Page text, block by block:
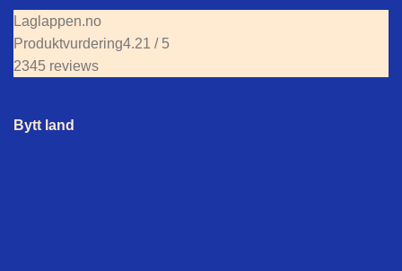
Laglappen.no
Produktvurdering4.21 / 5
2345 reviews
Bytt land